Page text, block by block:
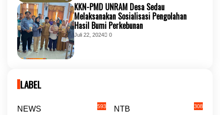
KKN-PMD UNRAM Desa Sedau
Melaksanakan Sosialisasi Pengolahan
Hasil Bumi Perkebunan
Juli 22, 2024 0
LABEL
NEWS 593 NTB 308